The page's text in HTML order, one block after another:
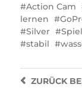
Action Cam
lernen
Silver
stabil
ZURÜCK